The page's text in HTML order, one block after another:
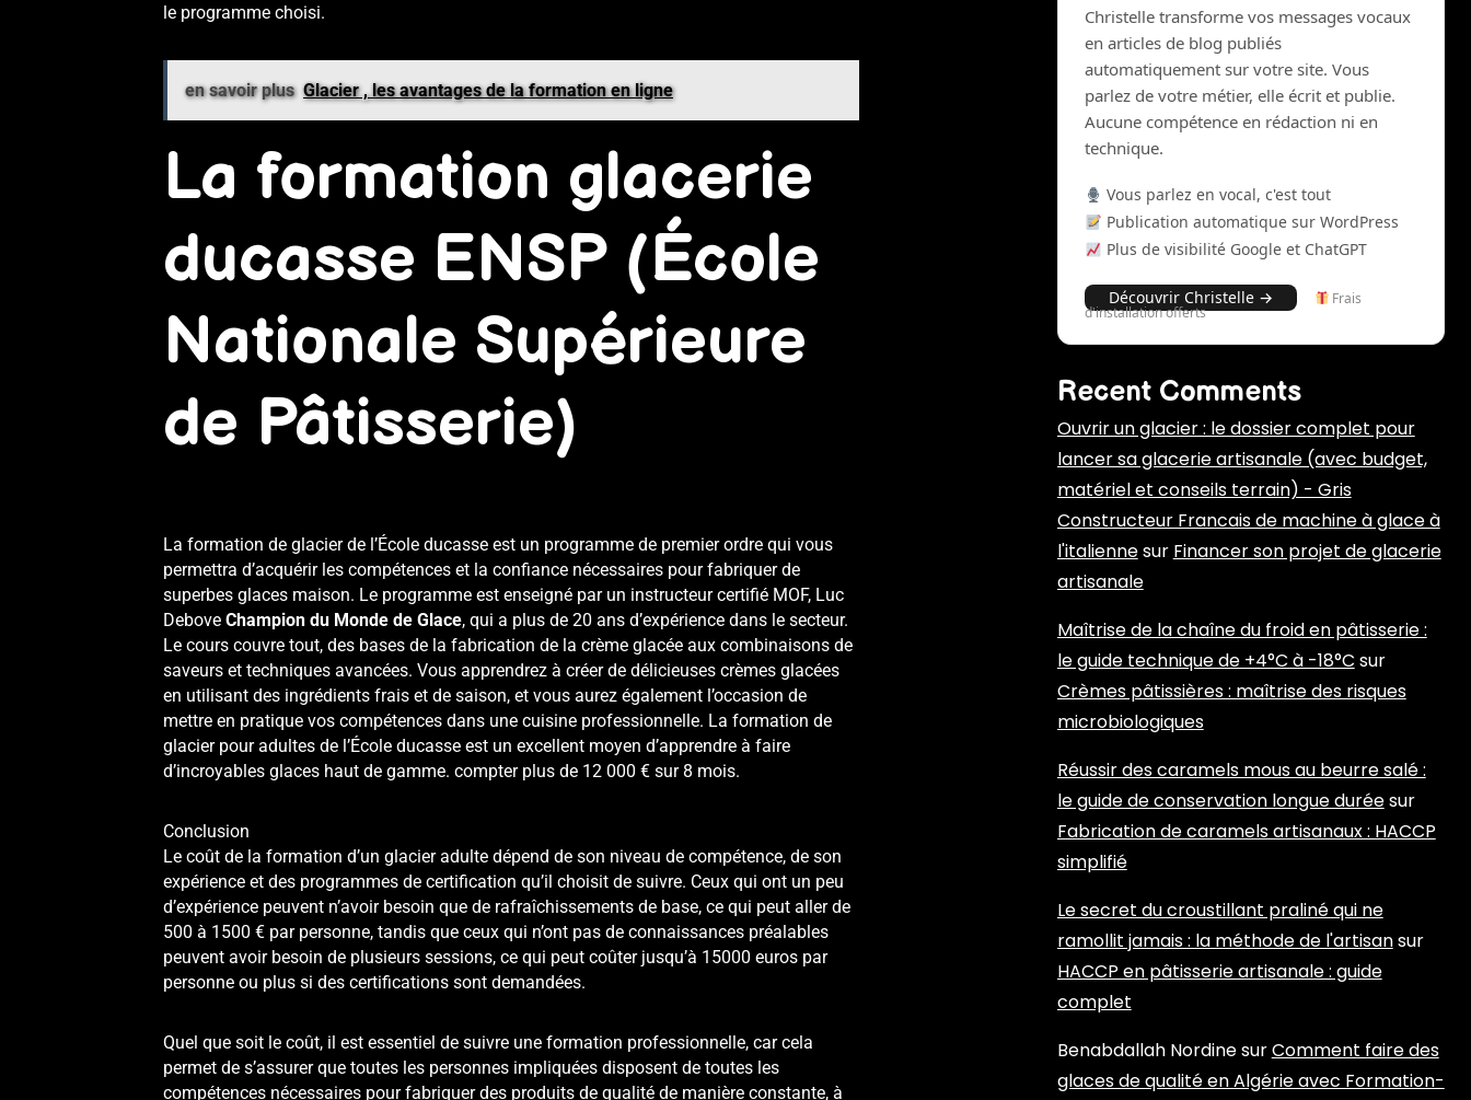
le programme choisi.
en savoir plus Glacier , les avantages de la formation en ligne
La formation glacerie
ducasse ENSP (École
Nationale Supérieure
de Pâtisserie)
La formation de glacier de l’École ducasse est un programme de premier ordre qui vous
permettra d’acquérir les compétences et la confiance nécessaires pour fabriquer de
superbes glaces maison. Le programme est enseigné par un instructeur certifié MOF, Luc
Debove Champion du Monde de Glace, qui a plus de 20 ans d’expérience dans le secteur.
Le cours couvre tout, des bases de la fabrication de la crème glacée aux combinaisons de
saveurs et techniques avancées. Vous apprendrez à créer de délicieuses crèmes glacées
en utilisant des ingrédients frais et de saison, et vous aurez également l’occasion de
mettre en pratique vos compétences dans une cuisine professionnelle. La formation de
glacier pour adultes de l’École ducasse est un excellent moyen d’apprendre à faire
d’incroyables glaces haut de gamme. compter plus de 12 000 € sur 8 mois.
Conclusion
Le coût de la formation d’un glacier adulte dépend de son niveau de compétence, de son
expérience et des programmes de certification qu’il choisit de suivre. Ceux qui ont un peu
d’expérience peuvent n’avoir besoin que de rafraîchissements de base, ce qui peut aller de
500 à 1500 € par personne, tandis que ceux qui n’ont pas de connaissances préalables
peuvent avoir besoin de plusieurs sessions, ce qui peut coûter jusqu’à 15000 euros par
personne ou plus si des certifications sont demandées.
Quel que soit le coût, il est essentiel de suivre une formation professionnelle, car cela
permet de s’assurer que toutes les personnes impliquées disposent de toutes les
compétences nécessaires pour fabriquer des produits de qualité de manière constante, à
Christelle transforme vos messages vocaux
en articles de blog publiés
automatiquement sur votre site. Vous
parlez de votre métier, elle écrit et publie.
Aucune compétence en rédaction ni en
technique.
Vous parlez en vocal, c'est tout
Publication automatique sur WordPress
Plus de visibilité Google et ChatGPT
Découvrir Christelle → Frais
d'installation offerts
Recent Comments
Ouvrir un glacier : le dossier complet pour
lancer sa glacerie artisanale (avec budget,
matériel et conseils terrain) - Gris
Constructeur Francais de machine à glace à
l'italiennesur Financer son projet de glacerie
artisanale
Maîtrise de la chaîne du froid en pâtisserie :
le guide technique de +4°C à -18°C sur
Crèmes pâtissières : maîtrise des risques
microbiologiques
Réussir des caramels mous au beurre salé :
le guide de conservation longue duréesur
Fabrication de caramels artisanaux : HACCP
simplifié
Le secret du croustillant praliné qui ne
ramollit jamais : la méthode de l'artisansur
HACCP en pâtisserie artisanale : guide
complet
Benabdallah NordinesurComment faire des
glaces de qualité en Algérie avec Formation-